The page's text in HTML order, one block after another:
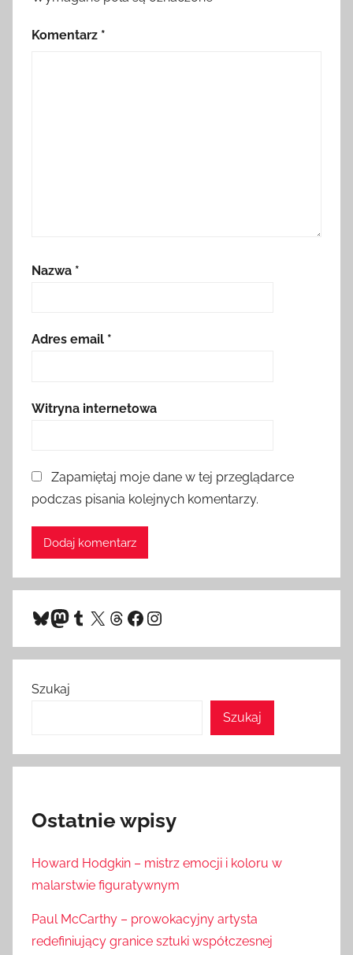
Komentarz *
Nazwa *
Adres email *
Witryna internetowa
Zapamiętaj moje dane w tej przeglądarce
podczas pisania kolejnych komentarzy.
Bluesky
Mastodon
Tumblr
X Threads
Facebook
Instagram
Szukaj
Szukaj
Ostatnie wpisy
Howard Hodgkin – mistrz emocji i koloru w
malarstwie figuratywnym
Paul McCarthy – prowokacyjny artysta
redefiniujący granice sztuki współczesnej